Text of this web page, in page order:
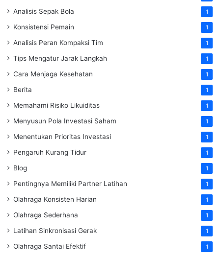
Analisis Sepak Bola 1
Konsistensi Pemain 1
Analisis Peran Kompaksi Tim 1
Tips Mengatur Jarak Langkah 1
Cara Menjaga Kesehatan 1
Berita 1
Memahami Risiko Likuiditas 1
Menyusun Pola Investasi Saham 1
Menentukan Prioritas Investasi 1
Pengaruh Kurang Tidur 1
Blog 1
Pentingnya Memiliki Partner Latihan 1
Olahraga Konsisten Harian 1
Olahraga Sederhana 1
Latihan Sinkronisasi Gerak 1
Olahraga Santai Efektif 1